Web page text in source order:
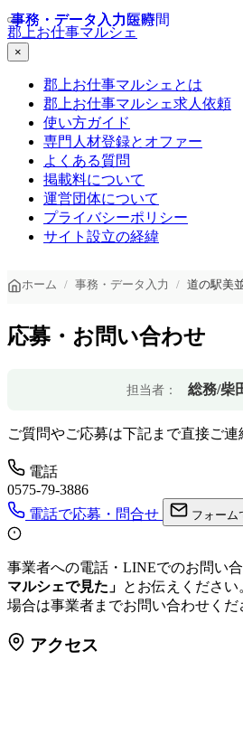
郡上お仕事マルシェ
×
郡上お仕事マルシェとは
郡上お仕事マルシェ求人依頼
使い方ガイド
専門人材登録とオファー
よくある質問
掲載料について
運営団体について
プライバシーポリシー
サイト設立の経緯
ホーム 事務・データ入力 道の駅美
応募・お問い合わせ
担当者： 総務/柴
ご質問やご応募は下記まで直接ご連
電話
0575-79-3886
電話で応募・問合せ
フォーム
事業者への電話・LINEでのお問い
マルシェで見た」 とお伝えくださ
場合は事業者までお問い合わせくだ
アクセス
事務・データ入力医療
事務・データ入力
事務・データ入力短時間